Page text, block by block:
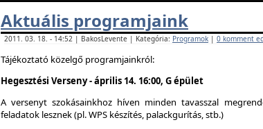
Aktuális programjaink
2011. 03. 18. - 14:52 | BakosLevente | Kategória: Programok | 0 komment
Tájékoztató közelgő programjainkról:
Hegesztési Verseny - április 14. 16:00, G épület
A versenyt szokásainkhoz híven minden tavasszal
feladatok lesznek (pl. WPS készítés, palackgurítás, stb.)